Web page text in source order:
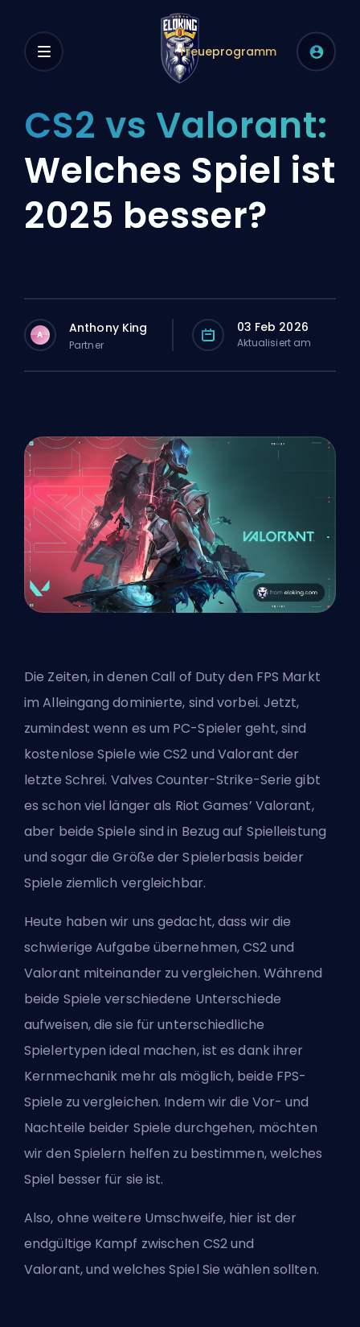
Treueprogramm
CS2 vs Valorant:
Welches Spiel ist
2025 besser?
A Anthony King
Partner
03 Feb 2026
Aktualisiert am
Die Zeiten, in denen Call of Duty den FPS Markt
im Alleingang dominierte, sind vorbei. Jetzt,
zumindest wenn es um PC-Spieler geht, sind
kostenlose Spiele wie CS2 und Valorant der
letzte Schrei. ValvesCounter-Strike-Serie gibt
es schon viel länger als Riot Games’ Valorant,
aber beide Spiele sind in Bezug auf Spielleistung
und sogar die Größe der Spielerbasis beider
Spiele ziemlich vergleichbar.
Heute haben wir uns gedacht, dass wir die
schwierige Aufgabe übernehmen, CS2 und
Valorant miteinander zu vergleichen. Während
beide Spiele verschiedene Unterschiede
aufweisen, die sie für unterschiedliche
Spielertypen ideal machen, ist es dank ihrer
Kernmechanik mehr als möglich, beide FPS-
Spiele zu vergleichen. Indem wir die Vor- und
Nachteile beider Spiele durchgehen, möchten
wir den Spielern helfen zu bestimmen, welches
Spiel besser für sie ist.
Also, ohne weitere Umschweife, hier ist der
endgültige Kampf zwischen CS2und
Valorant,und welches Spiel Sie wählen sollten.